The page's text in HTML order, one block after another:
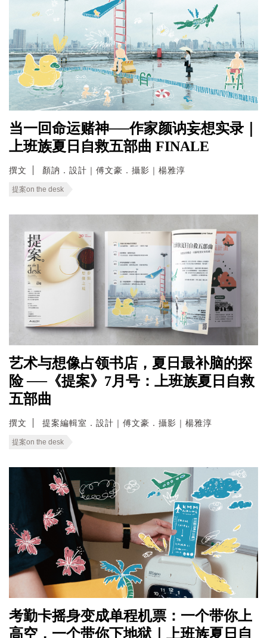
当一回命运赌神──作家颜讷妄想实录｜
上班族夏日自救五部曲 FINALE
撰文 顏訥．設計｜傅文豪．攝影｜楊雅淳
提案on the desk
艺术与想像占领书店，夏日最补脑的探
险 ──《提案》7月号：上班族夏日自救
五部曲
撰文 提案編輯室．設計｜傅文豪．攝影｜楊雅淳
提案on the desk
考勤卡摇身变成单程机票：一个带你上
高空，一个带你下地狱｜上班族夏日自